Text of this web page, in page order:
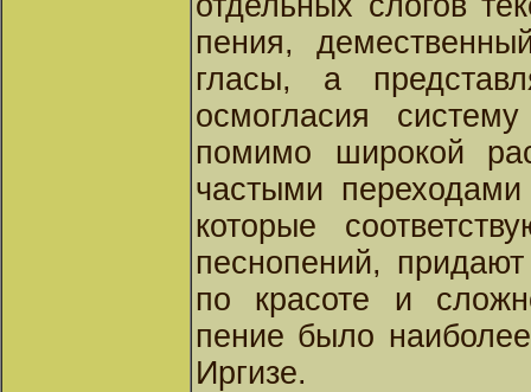
пения,
гласы, а
осмогласия
помимо широкой
частыми
которые
песнопений,
по красоте и
пение было
Иргизе.